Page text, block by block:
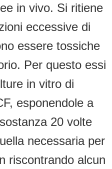
in vivo. Si ritiene
eccessive di
essere tossiche
Per questo essi
in vitro di
esponendole a
20 volte
necessaria per
riscontrando alcun